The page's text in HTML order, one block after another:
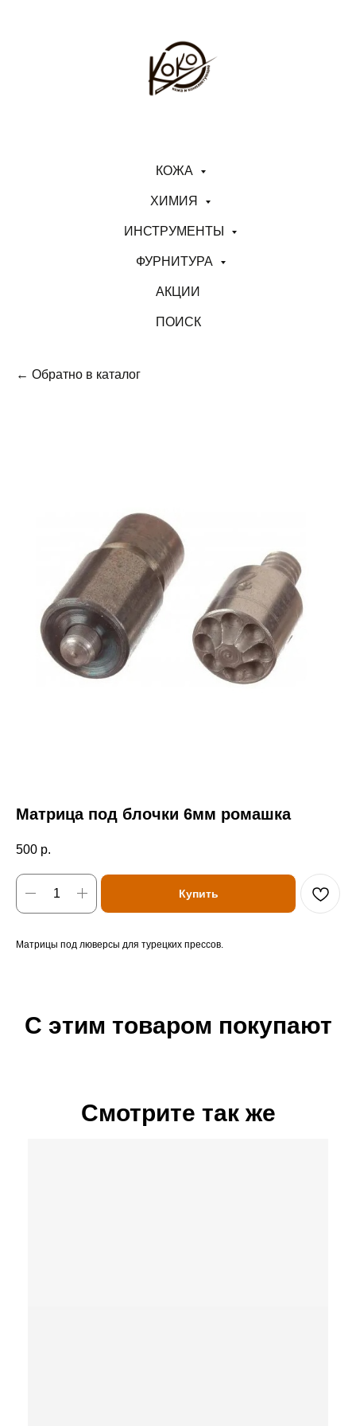
КОЖА
ХИМИЯ
ИНСТРУМЕНТЫ
ФУРНИТУРА
АКЦИИ
ПОИСК
← Обратно в каталог
Матрица под блочки 6мм ромашка
500 р.
Купить
Матрицы под люверсы для турецких прессов.
С этим товаром покупают
Смотрите так же